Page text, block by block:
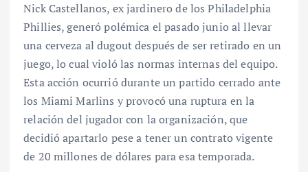
Nick Castellanos, ex jardinero de los Philadelphia
Phillies, generó polémica el pasado junio al llevar
una cerveza al dugout después de ser retirado en un
juego, lo cual violó las normas internas del equipo.
Esta acción ocurrió durante un partido cerrado ante
los Miami Marlins y provocó una ruptura en la
relación del jugador con la organización, que
decidió apartarlo pese a tener un contrato vigente
de 20 millones de dólares para esa temporada.